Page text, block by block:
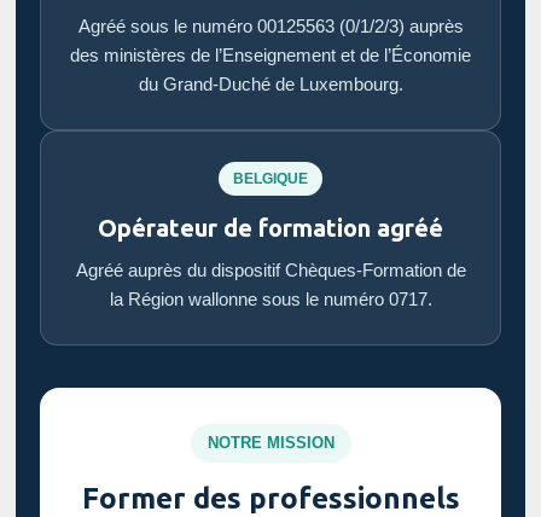
Agréé sous le numéro 00125563 (0/1/2/3) auprès
des ministères de l’Enseignement et de l’Économie
du Grand-Duché de Luxembourg.
BELGIQUE
Opérateur de formation agréé
Agréé auprès du dispositif Chèques-Formation de
la Région wallonne sous le numéro 0717.
NOTRE MISSION
Former des professionnels